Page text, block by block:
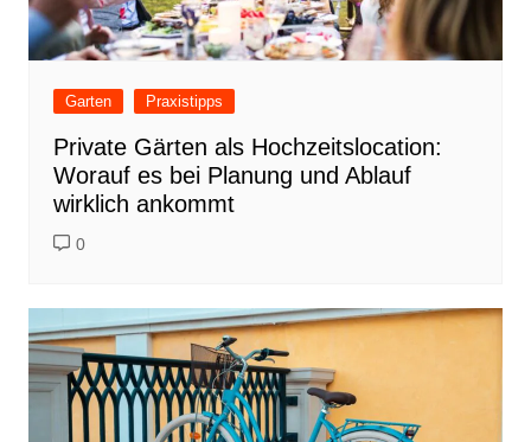
Garten Praxistipps
Private Gärten als Hochzeitslocation:
Worauf es bei Planung und Ablauf
wirklich ankommt
0